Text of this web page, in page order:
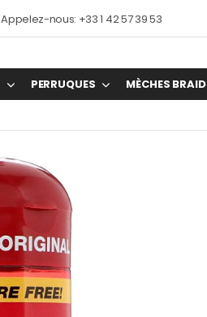
Appelez-nous: +33 1 42 57 39 53
PERRUQUES MÈCHES BRAID